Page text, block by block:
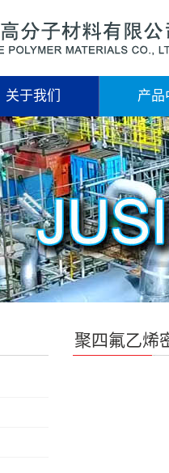
关于我们 产品
聚四氟乙烯